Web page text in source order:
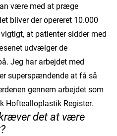
være med at præge
bliver der opereret 10.000
at patienter sidder med
udvælger de
Jeg har arbejdet med
superspændende at få så
gennem arbejdet som
Hoftealloplastik Register.
det at være